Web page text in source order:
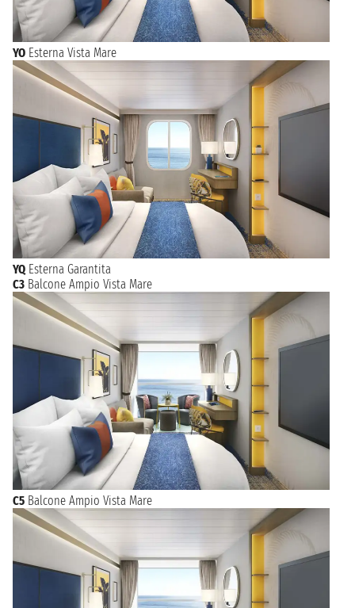
YO Esterna Vista Mare
YQ Esterna Garantita
C3 Balcone Ampio Vista Mare
C5 Balcone Ampio Vista Mare